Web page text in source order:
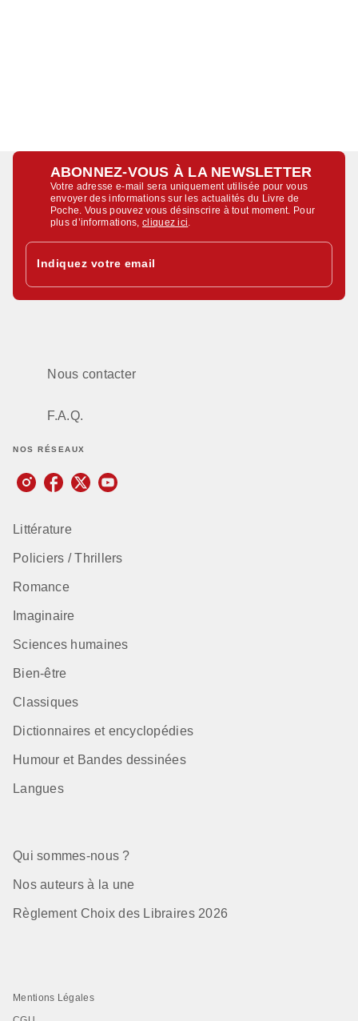
ABONNEZ-VOUS À LA NEWSLETTER
Votre adresse e-mail sera uniquement utilisée pour vous
envoyer des informations sur les actualités du Livre de
Poche. Vous pouvez vous désinscrire à tout moment. Pour
plus d’informations,cliquez ici
Indiquez votre email
Nous contacter
F.A.Q.
NOS RÉSEAUX
Littérature
Policiers / Thrillers
Romance
Imaginaire
Sciences humaines
Bien-être
Classiques
Dictionnaires et encyclopédies
Humour et Bandes dessinées
Langues
Qui sommes-nous ?
Nos auteurs à la une
Règlement Choix des Libraires 2026
Mentions Légales